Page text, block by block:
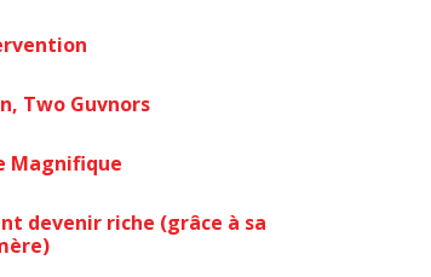
Two Guvnors
Magnifique
devenir riche (grâce à sa